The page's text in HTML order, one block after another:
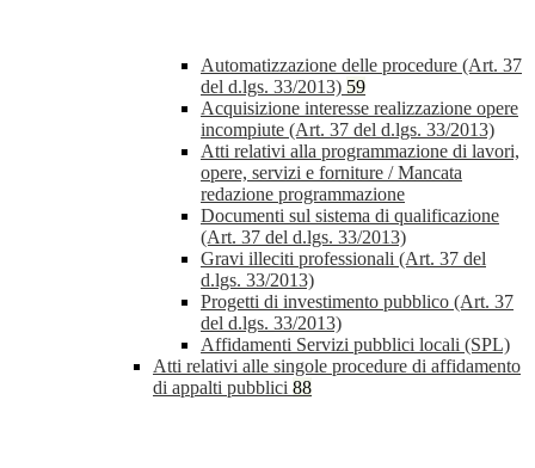
Automatizzazione delle procedure (Art. 37
del d.lgs. 33/2013) 59
Acquisizione interesse realizzazione opere
incompiute (Art. 37 del d.lgs. 33/2013)
Atti relativi alla programmazione di lavori,
opere, servizi e forniture / Mancata
redazione programmazione
Documenti sul sistema di qualificazione
(Art. 37 del d.lgs. 33/2013)
Gravi illeciti professionali (Art. 37 del
d.lgs. 33/2013)
Progetti di investimento pubblico (Art. 37
del d.lgs. 33/2013)
Affidamenti Servizi pubblici locali (SPL)
Atti relativi alle singole procedure di affidamento
di appalti pubblici 88